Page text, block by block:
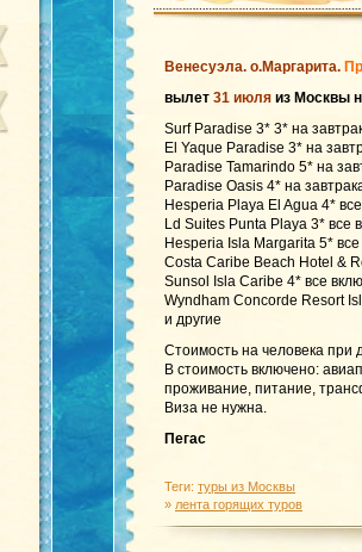
Венесуэла. о.Маргарита.
вылет 31 июля из Москвы
Surf Paradise 3* 3* на
El Yaque Paradise 3* на
Paradise Tamarindo 5* на
Paradise Oasis 4* на
Hesperia Playa El Agua 4*
Ld Suites Punta Playa 3* все
Hesperia Isla Margarita 5*
Costa Caribe Beach Hotel &
Sunsol Isla Caribe 4* все
Wyndham Concorde Resort
и другие
Стоимость на человека
В стоимость включено:
проживание, питание,
Виза не нужна.
Пегас
Теги: туры из Москвы
» лента горящих туров